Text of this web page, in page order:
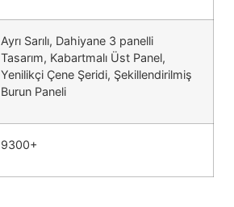
Ayrı Sarılı, Dahiyane 3 panelli
Tasarım, Kabartmalı Üst Panel,
Yenilikçi Çene Şeridi, Şekillendirilmiş
Burun Paneli
9300+